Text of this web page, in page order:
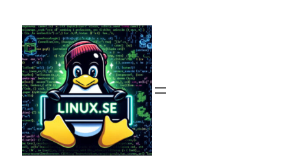
innehåll